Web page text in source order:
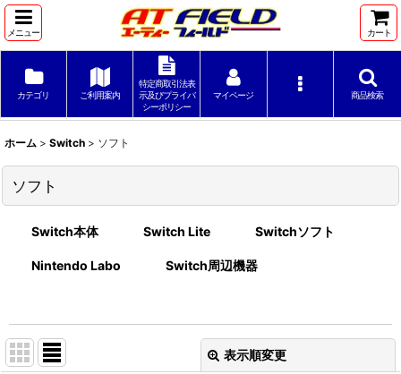
メニュー カート
カテゴリ ご利用案内
特定商取引法表
示及びプライバ
シーポリシー
マイページ 商品検索
ホーム > Switch > ソフト
ソフト
Switch本体 Switch Lite Switchソフト
Nintendo Labo Switch周辺機器
表示順変更